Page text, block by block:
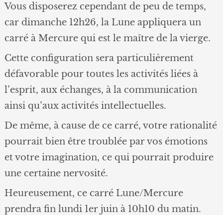
Vous disposerez cependant de peu de temps,
car dimanche 12h26, la Lune appliquera un
carré à Mercure qui est le maître de la vierge.
Cette configuration sera particulièrement
défavorable pour toutes les activités liées à
l’esprit, aux échanges, à la communication
ainsi qu’aux activités intellectuelles.
De même, à cause de ce carré, votre rationalité
pourrait bien être troublée par vos émotions
et votre imagination, ce qui pourrait produire
une certaine nervosité.
Heureusement, ce carré Lune/Mercure
prendra fin lundi 1er juin à 10h10 du matin.